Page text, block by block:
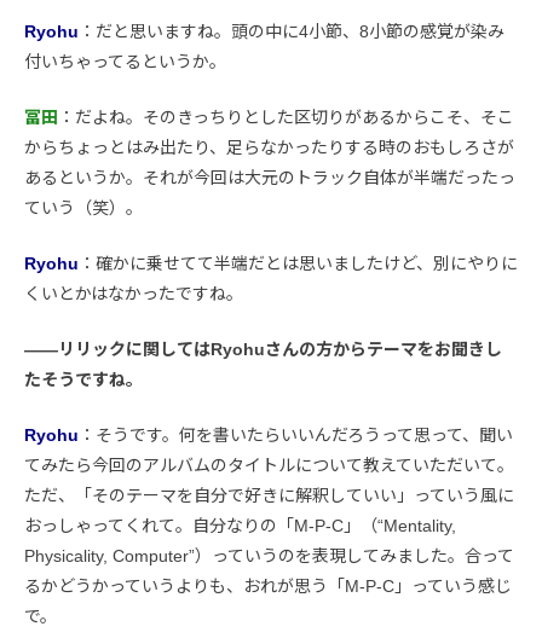
Ryohu ：だと思いますね。頭の中に4小節、8小節の感覚が染み
付いちゃってるというか。
冨田 ：だよね。そのきっちりとした区切りがあるからこそ、そこ
からちょっとはみ出たり、足らなかったりする時のおもしろさが
あるというか。それが今回は大元のトラック自体が半端だったっ
ていう（笑）。
Ryohu ：確かに乗せてて半端だとは思いましたけど、別にやりに
くいとかはなかったですね。
――リリックに関してはRyohuさんの方からテーマをお聞きし
たそうですね。
Ryohu ：そうです。何を書いたらいいんだろうって思って、聞い
てみたら今回のアルバムのタイトルについて教えていただいて。
ただ、「そのテーマを自分で好きに解釈していい」っていう風に
おっしゃってくれて。自分なりの「M-P-C」（“Mentality,
Physicality, Computer”）っていうのを表現してみました。合って
るかどうかっていうよりも、おれが思う「M-P-C」っていう感じ
で。